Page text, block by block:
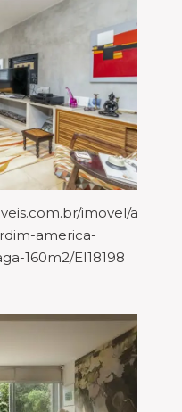
imovel/
america-
160m2/EI18198